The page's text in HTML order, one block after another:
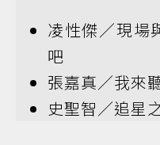
凌性傑／現
吧
張嘉真／我來
史聖智／追星